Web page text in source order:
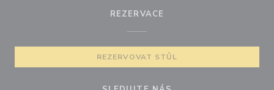
REZERVACE
REZERVOVAT STŮL